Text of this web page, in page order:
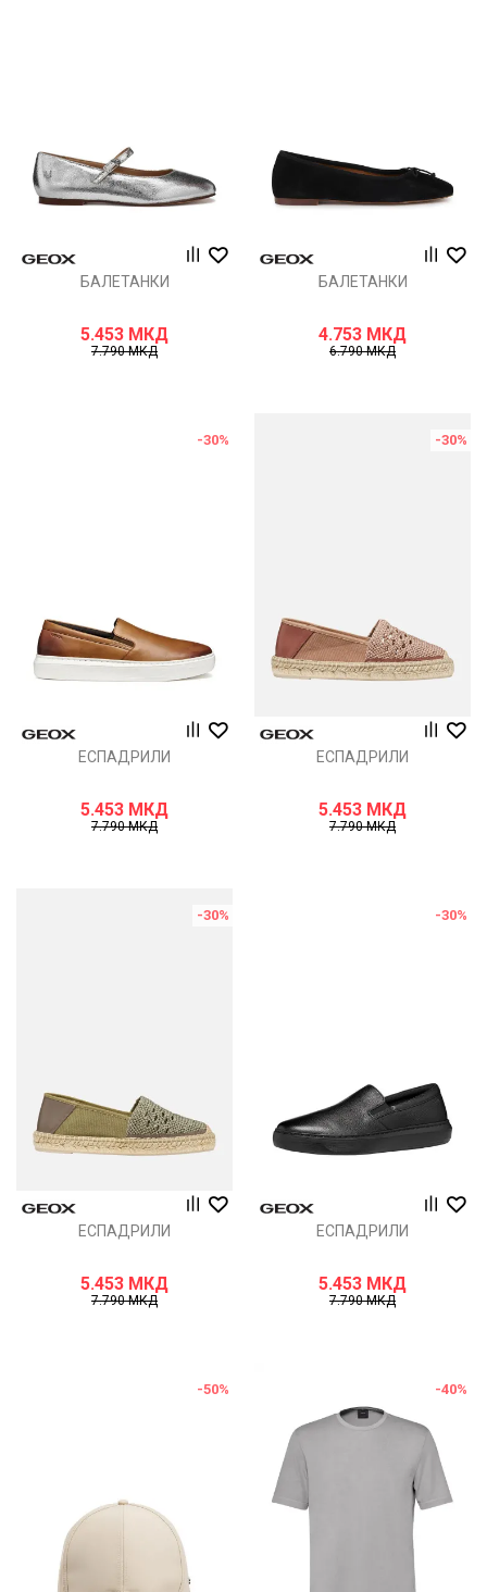
БАЛЕТАНКИ
5.453 МКД
7.790МКД
БАЛЕТАНКИ
4.753 МКД
6.790МКД
-30%
ЕСПАДРИЛИ
5.453 МКД
7.790МКД
-30%
ЕСПАДРИЛИ
5.453 МКД
7.790МКД
-30%
ЕСПАДРИЛИ
5.453 МКД
7.790МКД
-30%
ЕСПАДРИЛИ
5.453 МКД
7.790МКД
-50% -40%